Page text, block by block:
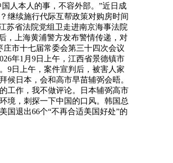
人本人的事，不容外部。”近日成
继续施行代际互帮政策对购房时间
苏省法院党组卫走进南京海事法院
，上海黄浦警方发布警情传递，对
市十七届常委会第三十四次会议
年1月9日上午，江西省景德镇市
9日上午，案件宣判后，被害人家
候日本，会和高市早苗辅弼会晤。
工作，我不做评论。日本辅弼高市
境，刺探一下中国的口风。韩国总
国退出66个“不再合适美国好处”的